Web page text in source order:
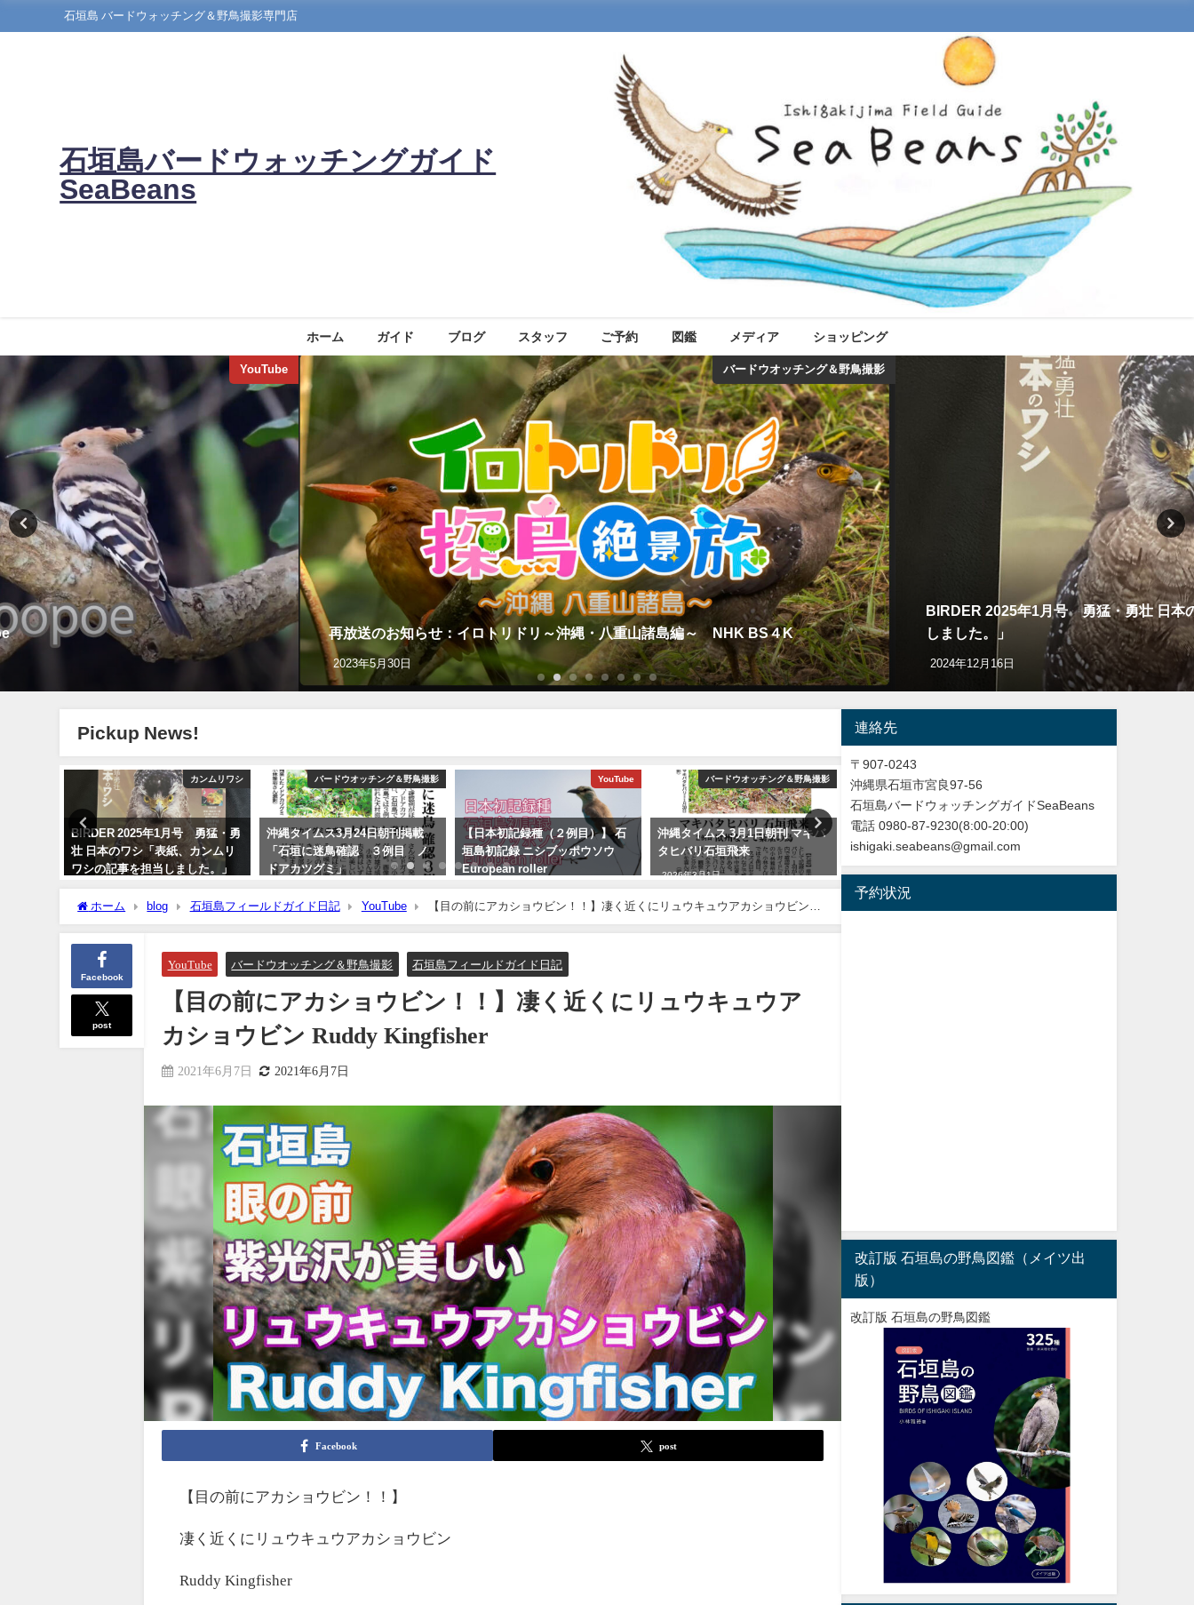
石垣島 バードウォッチング＆野鳥撮影専門店
石垣島バードウォッチングガイド
SeaBeans
ホーム ガイド ブログ スタッフ ご予約 図鑑 メディア ショッピング
YouTube バードウオッチング＆野鳥撮影
再放送のお知らせ：イロトリドリ～沖縄・八重山諸島編～ NHK BS４K
2023年5月30日
BIRDER 2025年1月号 勇猛・勇壮 日本
しました。」
2024年12月16日
Pickup News!
カンムリワシ
BIRDER 2025年1月号 勇猛・勇
壮 日本のワシ「表紙、カンムリ
ワシの記事を担当しました。」
バードウオッチング＆野鳥撮影
沖縄タイムス3月24日朝刊掲載
「石垣に迷鳥確認 ３例目 ノ
ドアカツグミ」
YouTube
【日本初記録種（２例目）】 石
垣島初記録 ニシブッポウソウ
European roller
バードウオッチング＆野鳥撮影
沖縄タイムス 3月1日朝刊 マキバ
タヒバリ石垣飛来
2026年3月1日
【枝で休む】ヤツガシラ
Eurasian Hoopoe
2026年3月3日
Kingfisher
ホーム blog 石垣島フィールドガイド日記 YouTube
【目の前にアカショウビン！！】凄く近くにリュウキュウアカショウビン
Ruddy Kingfisher
Facebook
post
YouTube バードウオッチング＆野鳥撮影 石垣島フィールドガイド日記
【目の前にアカショウビン！！】凄く近くにリュウキュウア
カショウビン Ruddy Kingfisher
2021年6月7日 2021年6月7日
Facebook post
【目の前にアカショウビン！！】
凄く近くにリュウキュウアカショウビン
Ruddy Kingfisher
連絡先
〒907-0243
沖縄県石垣市宮良97-56
石垣島バードウォッチングガイドSeaBeans
電話 0980-87-9230(8:00-20:00)
ishigaki.seabeans@gmail.com
予約状況
改訂版 石垣島の野鳥図鑑（メイツ出
版）
改訂版 石垣島の野鳥図鑑